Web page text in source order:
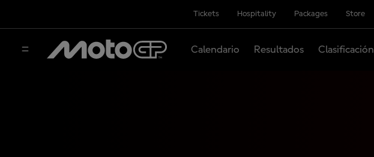
Tickets Hospitality Packages Store
Calendario Resultados Clasificación